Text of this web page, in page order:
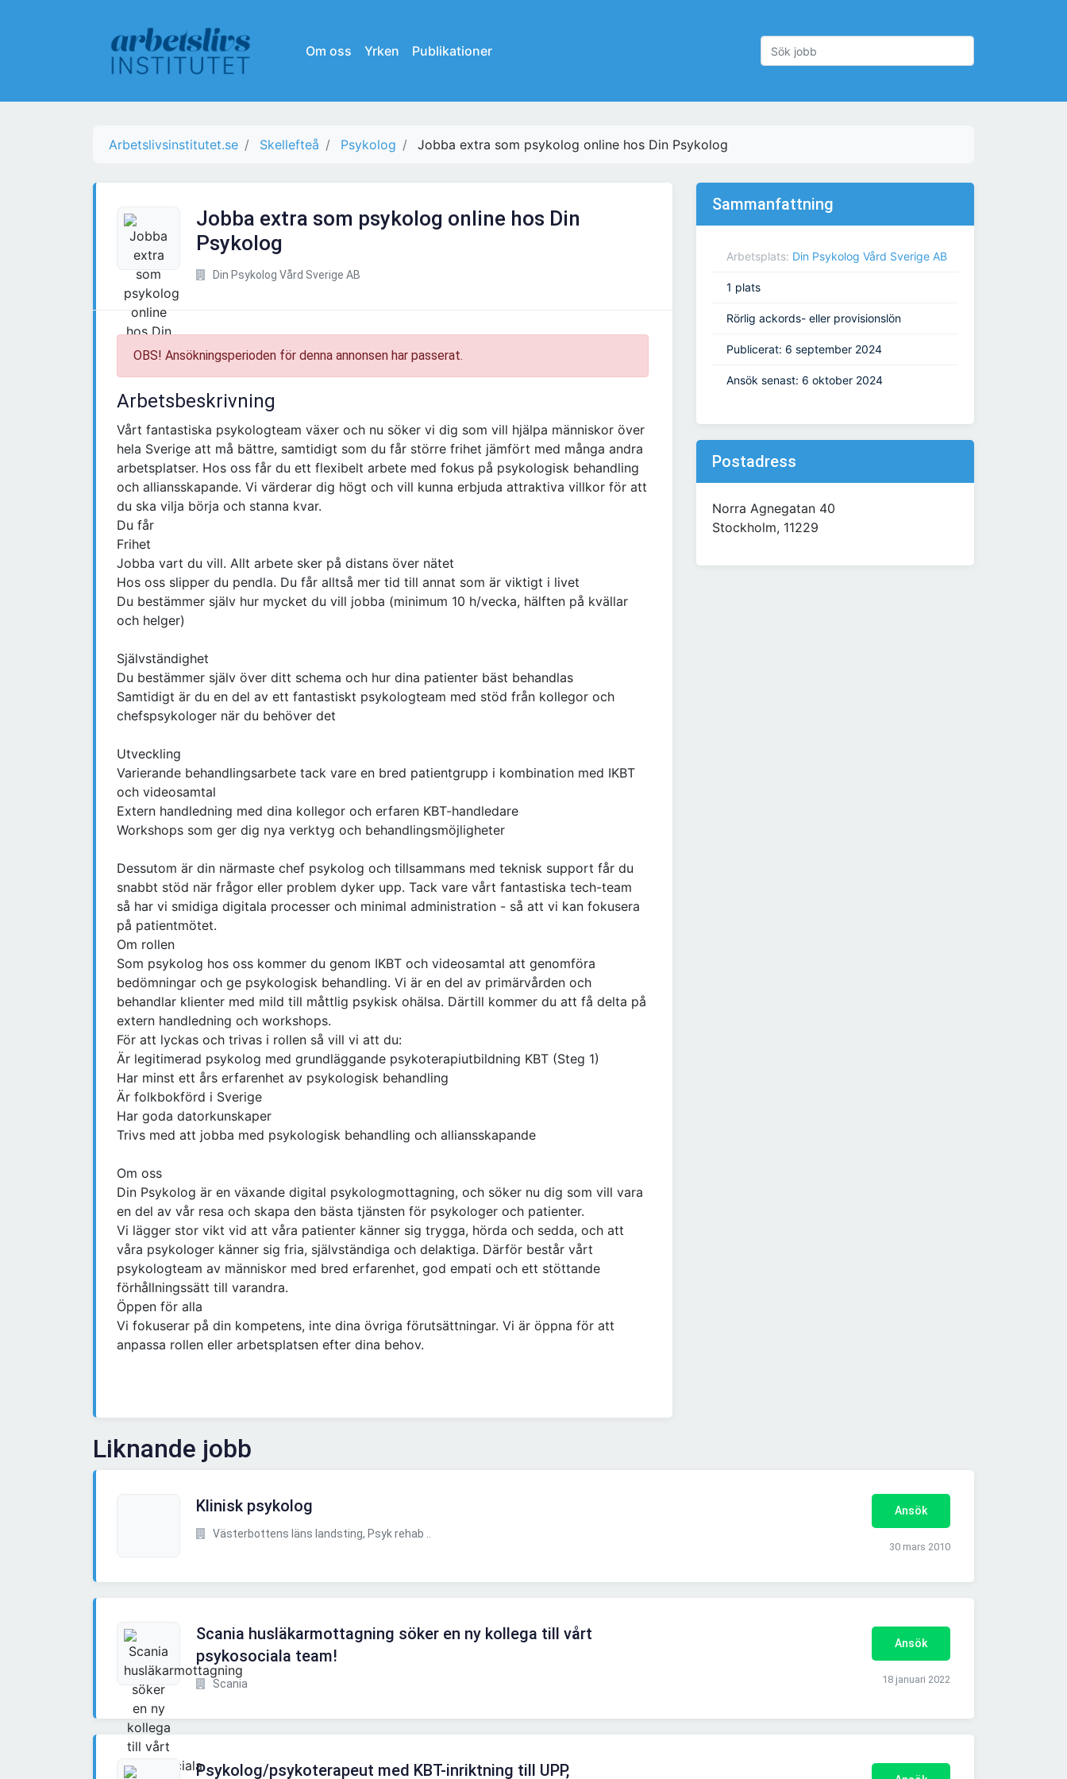
Om oss Yrken Publikationer
Arbetslivsinstitutet.se Skellefteå Psykolog Jobba extra som psykolog online hos Din Psykolog
Jobba extra som psykolog online hos Din
Psykolog
Din Psykolog Vård Sverige AB
OBS! Ansökningsperioden för denna annonsen har passerat.
Arbetsbeskrivning
Vårt fantastiska psykologteam växer och nu söker vi dig som vill hjälpa människor över
hela Sverige att må bättre, samtidigt som du får större frihet jämfört med många andra
arbetsplatser. Hos oss får du ett flexibelt arbete med fokus på psykologisk behandling
och alliansskapande. Vi värderar dig högt och vill kunna erbjuda attraktiva villkor för att
du ska vilja börja och stanna kvar.
Du får
Frihet
Jobba vart du vill. Allt arbete sker på distans över nätet
Hos oss slipper du pendla. Du får alltså mer tid till annat som är viktigt i livet
Du bestämmer själv hur mycket du vill jobba (minimum 10 h/vecka, hälften på kvällar
och helger)
Självständighet
Du bestämmer själv över ditt schema och hur dina patienter bäst behandlas
Samtidigt är du en del av ett fantastiskt psykologteam med stöd från kollegor och
chefspsykologer när du behöver det
Utveckling
Varierande behandlingsarbete tack vare en bred patientgrupp i kombination med IKBT
och videosamtal
Extern handledning med dina kollegor och erfaren KBT-handledare
Workshops som ger dig nya verktyg och behandlingsmöjligheter
Dessutom är din närmaste chef psykolog och tillsammans med teknisk support får du
snabbt stöd när frågor eller problem dyker upp. Tack vare vårt fantastiska tech-team
så har vi smidiga digitala processer och minimal administration - så att vi kan fokusera
på patientmötet.
Om rollen
Som psykolog hos oss kommer du genom IKBT och videosamtal att genomföra
bedömningar och ge psykologisk behandling. Vi är en del av primärvården och
behandlar klienter med mild till måttlig psykisk ohälsa. Därtill kommer du att få delta på
extern handledning och workshops.
För att lyckas och trivas i rollen så vill vi att du:
Är legitimerad psykolog med grundläggande psykoterapiutbildning KBT (Steg 1)
Har minst ett års erfarenhet av psykologisk behandling
Är folkbokförd i Sverige
Har goda datorkunskaper
Trivs med att jobba med psykologisk behandling och alliansskapande
Om oss
Din Psykolog är en växande digital psykologmottagning, och söker nu dig som vill vara
en del av vår resa och skapa den bästa tjänsten för psykologer och patienter.
Vi lägger stor vikt vid att våra patienter känner sig trygga, hörda och sedda, och att
våra psykologer känner sig fria, självständiga och delaktiga. Därför består vårt
psykologteam av människor med bred erfarenhet, god empati och ett stöttande
förhållningssätt till varandra.
Öppen för alla
Vi fokuserar på din kompetens, inte dina övriga förutsättningar. Vi är öppna för att
anpassa rollen eller arbetsplatsen efter dina behov.
Sammanfattning
Arbetsplats: Din Psykolog Vård Sverige AB
1 plats
Rörlig ackords- eller provisionslön
Publicerat: 6 september 2024
Ansök senast: 6 oktober 2024
Postadress
Norra Agnegatan 40
Stockholm, 11229
Liknande jobb
Klinisk psykolog
Västerbottens läns landsting, Psyk rehab ..
Ansök
30 mars 2010
Scania husläkarmottagning söker en ny kollega till vårt
psykosociala team!
Scania
Ansök
18 januari 2022
Psykolog/psykoterapeut med KBT-inriktning till UPP,